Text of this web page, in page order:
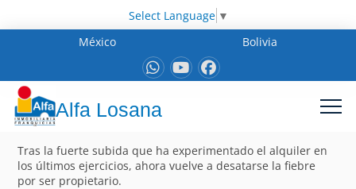
Select Language ▼
México
Bolivia
Alfa Losana
Tras la fuerte subida que ha experimentado el alquiler en
los últimos ejercicios, ahora vuelve a desatarse la fiebre
por ser propietario.